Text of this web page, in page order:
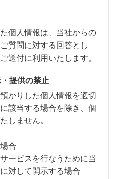
個人情報は、当社からの
質問に対する回答とし
送付に利用いたします。
提供の禁止
かりした個人情報を適切
該当する場合を除き、個
しません。
合
ービスを行なうために当
対して開示する場合